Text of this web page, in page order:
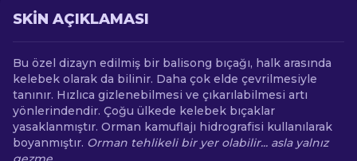
SKIN AÇIKLAMASI
Bu özel dizayn edilmiş bir balisong bıçağı, halk arasında
kelebek olarak da bilinir. Daha çok elde çevrilmesiyle
tanınır. Hızlıca gizlenebilmesi ve çıkarılabilmesi artı
yönlerindendir. Çoğu ülkede kelebek bıçaklar
yasaklanmıştır. Orman kamuflajı hidrografisi kullanılarak
boyanmıştır. Orman tehlikeli bir yer olabilir... asla yalnız